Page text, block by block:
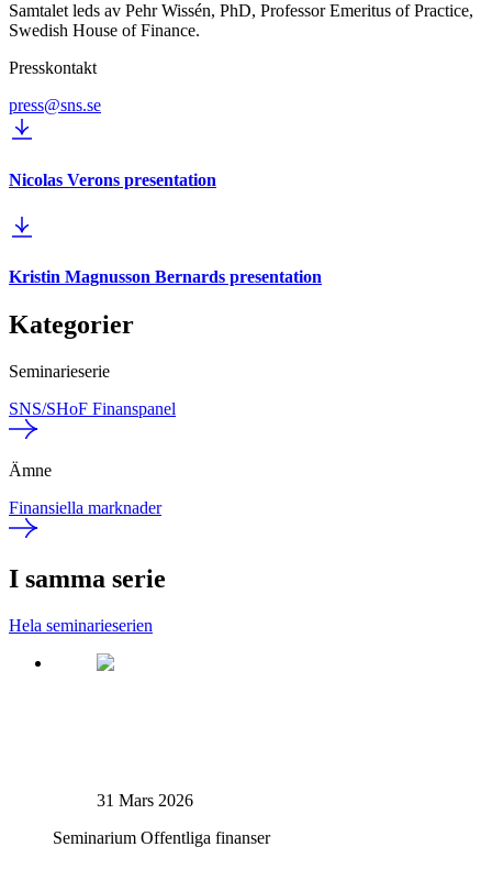
Samtalet leds av Pehr Wissén, PhD, Professor Emeritus of Practice,
Swedish House of Finance.
Presskontakt
press@sns.se
Nicolas Verons presentation
Kristin Magnusson Bernards presentation
Kategorier
Seminarieserie
SNS/SHoF Finanspanel
Ämne
Finansiella marknader
I samma serie
Hela seminarieserien
31 Mars 2026
Seminarium Offentliga finanser